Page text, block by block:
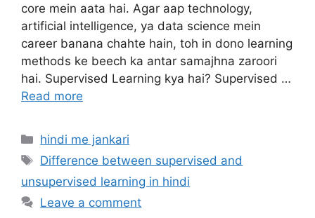
core mein aata hai. Agar aap technology,
artificial intelligence, ya data science mein
career banana chahte hain, toh in dono learning
methods ke beech ka antar samajhna zaroori
hai. Supervised Learning kya hai? Supervised …
Read more
Categories
hindi me jankari
Tags
Difference between supervised and
unsupervised learning in hindi
Leave a comment